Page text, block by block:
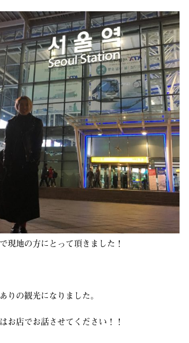
現地の方にとって頂きました！
りの観光になりました。
お店でお話させてください！！